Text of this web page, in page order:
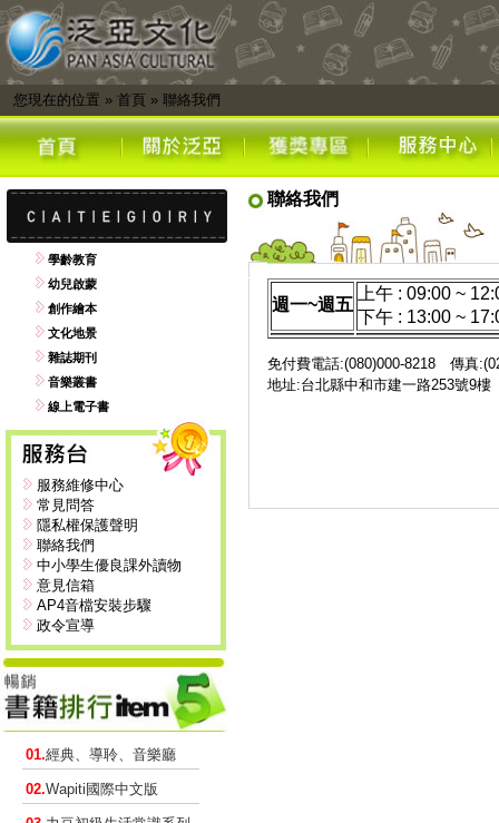
您現在的位置 » 首頁 » 聯絡我們
學齡教育
幼兒啟蒙
創作繪本
文化地景
雜誌期刊
音樂叢書
線上電子書
服務維修中心
常見問答
隱私權保護聲明
聯絡我們
中小學生優良課外讀物
意見信箱
AP4音檔安裝步驟
政令宣導
01.經典、導聆、音樂廳
02.Wapiti國際中文版
聯絡我們
週一~週五
上午 : 09:00 ~
下午 : 13:00 ~
免付費電話:(080)000-8218 傳真
地址:台北縣中和市建一路253號9